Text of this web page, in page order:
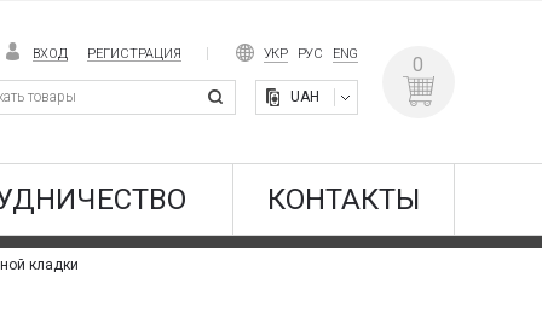
ВХОД РЕГИСТРАЦИЯ УКР РУС ENG
UAH
0
КОНТАКТЫ
кладки